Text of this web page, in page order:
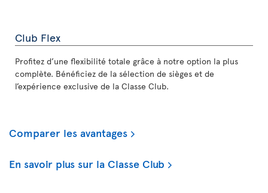
Club Flex
Profitez d’une flexibilité totale grâce à notre option la plus
complète. Bénéficiez de la sélection de sièges et de
l’expérience exclusive de la Classe Club.
Comparer les avantages
En savoir plus sur la Classe Club